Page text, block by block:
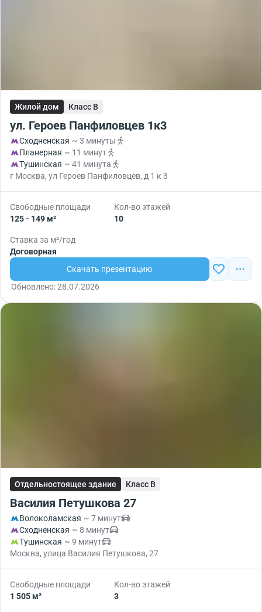
Жилой дом Класс B
ул. Героев Панфиловцев 1к3
Сходненская ~ 3 минуты
Планерная ~ 11 минут
Тушинская ~ 41 минута
г Москва, ул Героев Панфиловцев, д 1 к 3
Свободные площади
125 - 149 м²
Кол-во этажей
10
Ставка за м²/год
Договорная
Скачать презентацию
Обновлено: 28.07.2026
Отдельностоящее здание Класс B
Василия Петушкова 27
Волоколамская ~ 7 минут
Сходненская ~ 8 минут
Тушинская ~ 9 минут
Москва, улица Василия Петушкова, 27
Свободные площади
1 505 м²
Кол-во этажей
3